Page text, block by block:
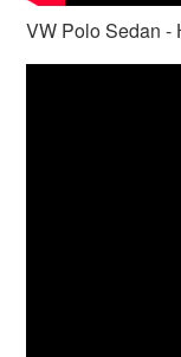
VW Polo Sedan -